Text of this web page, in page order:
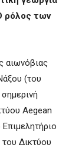
ρόλος των
αιωνόβιας
(του
Aegean
Δικτύου